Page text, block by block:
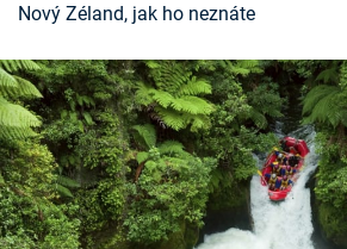
Nový Zéland, jak ho neznáte